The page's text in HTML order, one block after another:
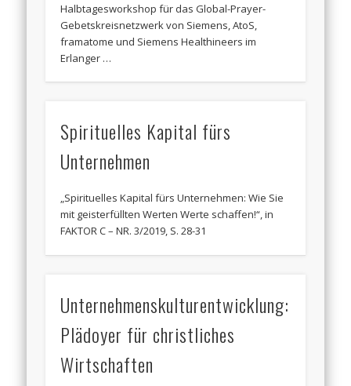
Halbtagesworkshop für das Global-Prayer-
Gebetskreisnetzwerk von Siemens, AtoS,
framatome und Siemens Healthineers im
Erlanger …
Spirituelles Kapital fürs
Unternehmen
„Spirituelles Kapital fürs Unternehmen: Wie Sie
mit geisterfüllten Werten Werte schaffen!“, in
FAKTOR C – NR. 3/2019, S. 28-31
Unternehmenskulturentwicklung:
Plädoyer für christliches
Wirtschaften